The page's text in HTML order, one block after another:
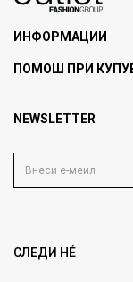
ИНФОРМАЦИИ
За нас
Продавница
Кариера
ПОМОШ ПРИ
Политика на
Како да купите
Замена и
NEWSLETTER
СЛЕДИ НÉ